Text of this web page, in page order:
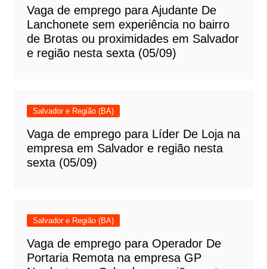
Vaga de emprego para Ajudante De
Lanchonete sem experiência no bairro
de Brotas ou proximidades em Salvador
e região nesta sexta (05/09)
Salvador e Região (BA)
Vaga de emprego para Líder De Loja na
empresa em Salvador e região nesta
sexta (05/09)
Salvador e Região (BA)
Vaga de emprego para Operador De
Portaria Remota na empresa GP